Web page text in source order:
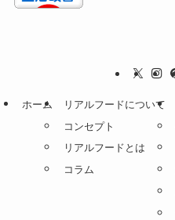
ホーム
リアルフードについて
コンセプト
リアルフードとは
コラム